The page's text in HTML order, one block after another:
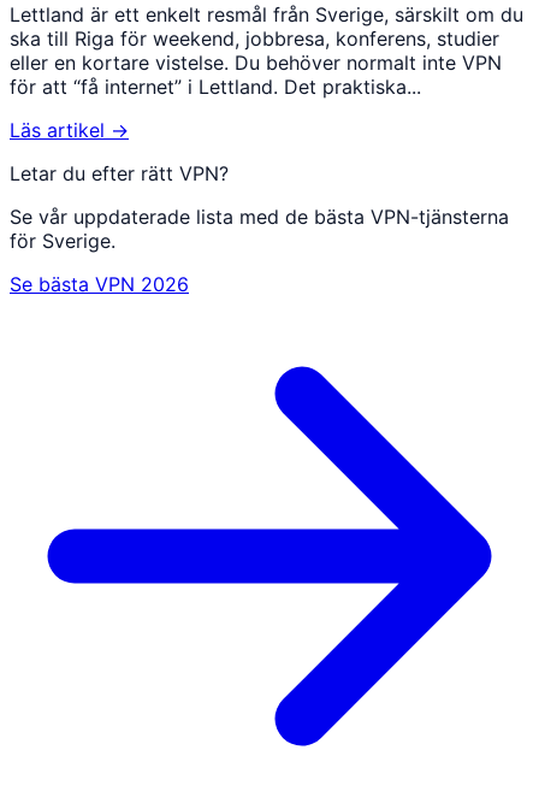
Lettland är ett enkelt resmål från Sverige, särskilt om du
ska till Riga för weekend, jobbresa, konferens, studier
eller en kortare vistelse. Du behöver normalt inte VPN
för att “få internet” i Lettland. Det praktiska...
Läs artikel →
Letar du efter rätt VPN?
Se vår uppdaterade lista med de bästa VPN-tjänsterna
för Sverige.
Se bästa VPN 2026